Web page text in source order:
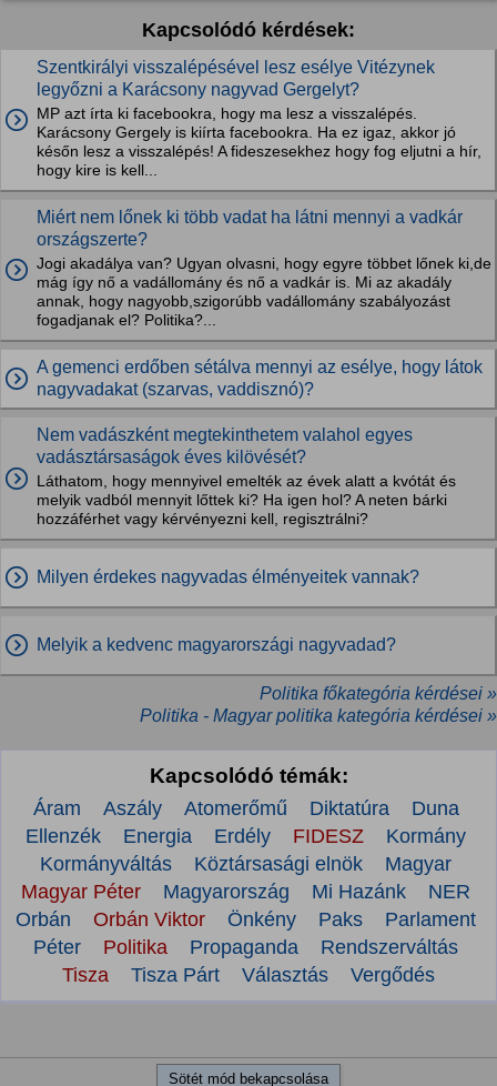
Kapcsolódó kérdések:
Szentkirályi visszalépésével lesz esélye Vitézynek
legyőzni a Karácsony nagyvad Gergelyt?
MP azt írta ki facebookra, hogy ma lesz a visszalépés.
Karácsony Gergely is kiírta facebookra. Ha ez igaz, akkor jó
későn lesz a visszalépés! A fideszesekhez hogy fog eljutni a hír,
hogy kire is kell...
Miért nem lőnek ki több vadat ha látni mennyi a vadkár
országszerte?
Jogi akadálya van? Ugyan olvasni, hogy egyre többet lőnek ki,de
mág így nő a vadállomány és nő a vadkár is. Mi az akadály
annak, hogy nagyobb,szigorúbb vadállomány szabályozást
fogadjanak el? Politika?...
A gemenci erdőben sétálva mennyi az esélye, hogy látok
nagyvadakat (szarvas, vaddisznó)?
Nem vadászként megtekinthetem valahol egyes
vadásztársaságok éves kilövését?
Láthatom, hogy mennyivel emelték az évek alatt a kvótát és
melyik vadból mennyit lőttek ki? Ha igen hol? A neten bárki
hozzáférhet vagy kérvényezni kell, regisztrálni?
Milyen érdekes nagyvadas élményeitek vannak?
Melyik a kedvenc magyarországi nagyvadad?
Politika főkategória kérdései »
Politika - Magyar politika kategória kérdései »
Kapcsolódó témák:
Áram Aszály Atomerőmű Diktatúra
Duna
Ellenzék
Energia Erdély FIDESZ
Kormány
Kormányváltás
Köztársasági elnök
Magyar
Magyar Péter
Magyarország Mi Hazánk
NER
Orbán
Orbán Viktor Önkény Paks
Parlament
Péter
Politika Propaganda
Rendszerváltás
Tisza
Tisza Párt Választás Vergődés
Sötét mód bekapcsolása